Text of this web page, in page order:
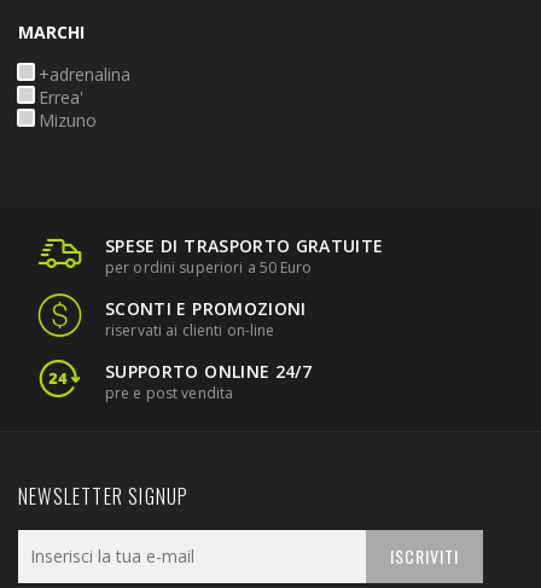
MARCHI
+adrenalina
Errea'
Mizuno
SPESE DI TRASPORTO GRATUITE
per ordini superiori a 50 Euro
SCONTI E PROMOZIONI
riservati ai clienti on-line
SUPPORTO ONLINE 24/7
pre e post vendita
NEWSLETTER SIGNUP
ISCRIVITI